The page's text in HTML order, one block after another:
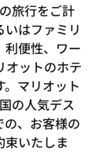
旅行をご計
はファミリ
利便性、ワー
オットのホテ
マリオット
の人気デス
、お客様の
束いたしま